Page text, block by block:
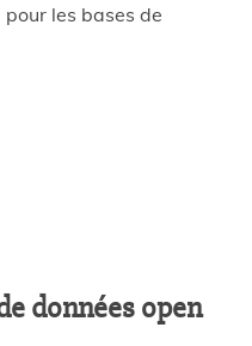
les bases de
données open